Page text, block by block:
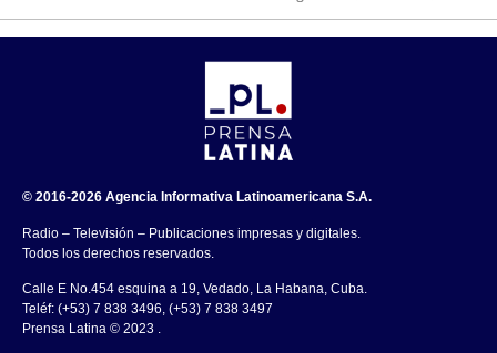
© 2016-2026 Agencia Informativa Latinoamericana S.A.
Radio – Televisión – Publicaciones impresas y digitales.
Todos los derechos reservados.
Calle E No.454 esquina a 19, Vedado, La Habana, Cuba.
Teléf: (+53) 7 838 3496, (+53) 7 838 3497
Prensa Latina © 2023 .